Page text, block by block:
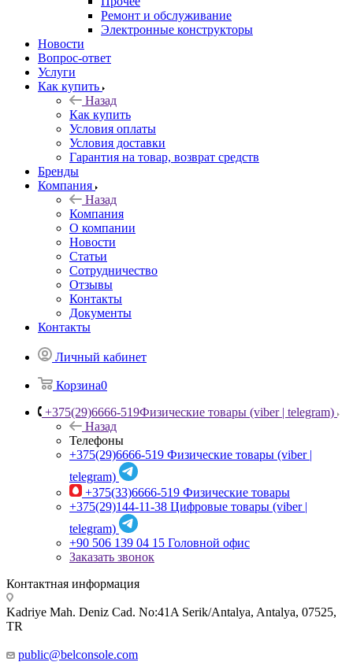
Ремонт и обслуживание
Электронные конструкторы
Новости
Вопрос-ответ
Услуги
Как купить
Назад
Как купить
Условия оплаты
Условия доставки
Гарантия на товар, возврат средств
Бренды
Компания
Назад
Компания
О компании
Новости
Статьи
Сотрудничество
Отзывы
Контакты
Документы
Контакты
Личный кабинет
Корзина0
+375(29)6666-519Физические товары (viber | telegram)
Назад
Телефоны
+375(29)6666-519 Физические товары (viber |
telegram)
+375(33)6666-519 Физические товары
+375(29)144-11-38 Цифровые товары (viber |
telegram)
+90 506 139 04 15 Головной офис
Заказать звонок
Контактная информация
Kadriye Mah. Deniz Cad. No:41A Serik/Antalya, Antalya, 07525,
TR
public@belconsole.com